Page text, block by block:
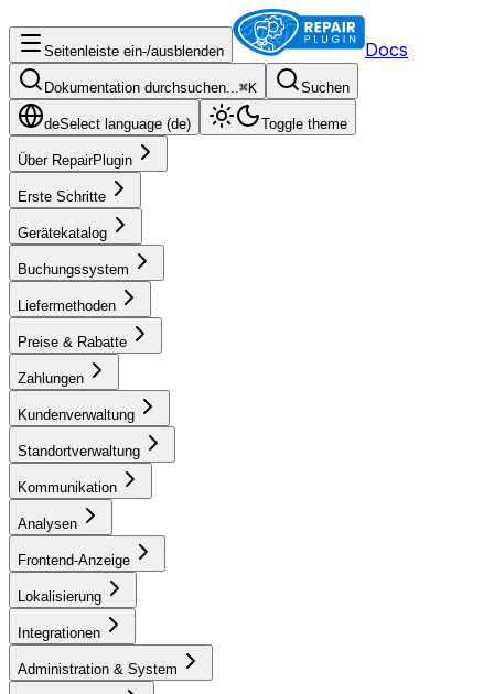
Seitenleiste ein-/ausblenden Docs
Dokumentation durchsuchen...⌘K Suchen
deSelect language (de) Toggle theme
Über RepairPlugin
Erste Schritte
Gerätekatalog
Buchungssystem
Liefermethoden
Preise & Rabatte
Zahlungen
Kundenverwaltung
Standortverwaltung
Kommunikation
Analysen
Frontend-Anzeige
Lokalisierung
Integrationen
Administration & System